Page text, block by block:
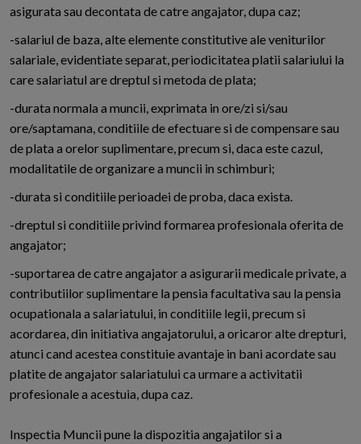
asigurata sau decontata de catre angajator, dupa caz;
-salariul de baza, alte elemente constitutive ale veniturilor
salariale, evidentiate separat, periodicitatea platii salariului la
care salariatul are dreptul si metoda de plata;
-durata normala a muncii, exprimata in ore/zi si/sau
ore/saptamana, conditiile de efectuare si de compensare sau
de plata a orelor suplimentare, precum si, daca este cazul,
modalitatile de organizare a muncii in schimburi;
-durata si conditiile perioadei de proba, daca exista.
-dreptul si conditiile privind formarea profesionala oferita de
angajator;
-suportarea de catre angajator a asigurarii medicale private, a
contributiilor suplimentare la pensia facultativa sau la pensia
ocupationala a salariatului, in conditiile legii, precum si
acordarea, din initiativa angajatorului, a oricaror alte drepturi,
atunci cand acestea constituie avantaje in bani acordate sau
platite de angajator salariatului ca urmare a activitatii
profesionale a acestuia, dupa caz.
Inspectia Muncii pune la dispozitia angajatilor si a